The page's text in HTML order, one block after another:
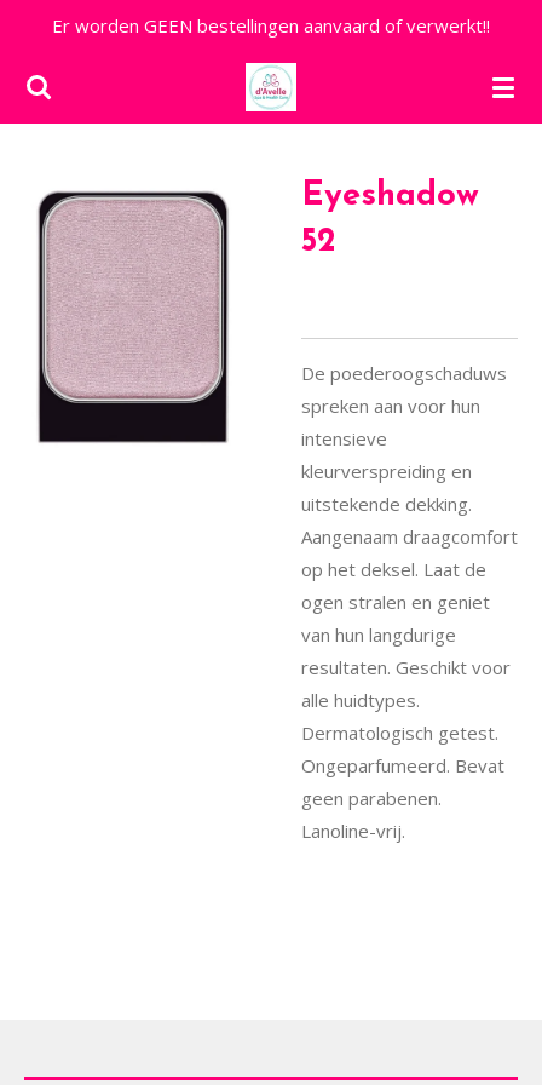
naar
de
Er worden GEEN bestellingen aanvaard of verwerkt!!
Eyeshadow
52
De poederoogschaduws
spreken aan voor hun
intensieve
kleurverspreiding en
uitstekende dekking.
Aangenaam draagcomfort
op het deksel. Laat de
ogen stralen en geniet
van hun langdurige
resultaten. Geschikt voor
alle huidtypes.
Dermatologisch getest.
Ongeparfumeerd. Bevat
geen parabenen.
Lanoline-vrij.